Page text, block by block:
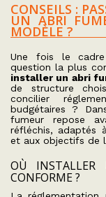
CONSEILS :
UN ABRI
MODÈLE ?
Une fois le
question la plus
installer un abri
de structure
concilier
budgétaires ?
fumeur repose
réfléchis, adaptés
et aux objectifs de
OÙ INSTALLER
CONFORME ?